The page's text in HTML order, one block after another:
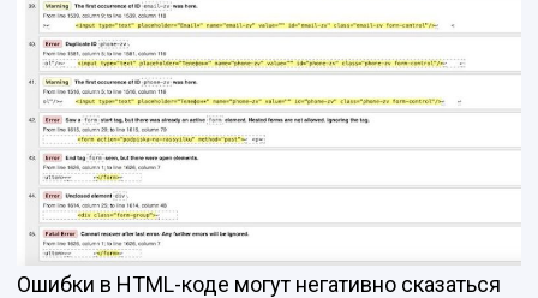
Ошибки в HTML-коде могут негативно сказаться